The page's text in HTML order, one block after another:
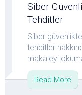
Siber
Tehditler
Siber
tehditler
makaleyi
Read More